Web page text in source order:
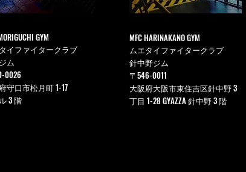
GYM
イファイタークラブ
ム
0026
守口市松月町 1-17
3 階
MFC HARINAKANO GYM
ムエタイファイタークラブ
針中野ジム
〒546-0011
大阪府大阪市東住吉区針中野 3
丁目 1-28 GYAZZA 針中野 3 階